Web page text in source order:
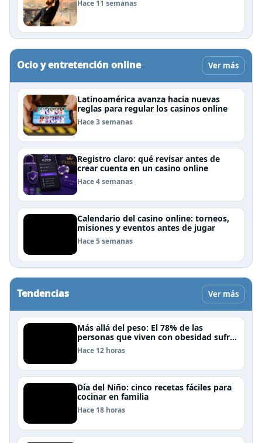
Hace 11 semanas
Ocio y entretención online Ver más
Latinoamérica avanza hacia nuevas
reglas para regular los casinos online
Hace 3 semanas
Registro claro: qué revisar antes de
crear cuenta en un casino online
Hace 4 semanas
Calendario del casino online: torneos,
misiones y eventos antes de jugar
Hace 5 semanas
Tendencias Ver más
Más allá del peso: El 78% de las
personas que viven con obesidad sufre
estrés postraumático debido al estigma
Hace 12 horas
Día del Niño: cinco recetas fáciles para
cocinar en familia
Hace 18 horas